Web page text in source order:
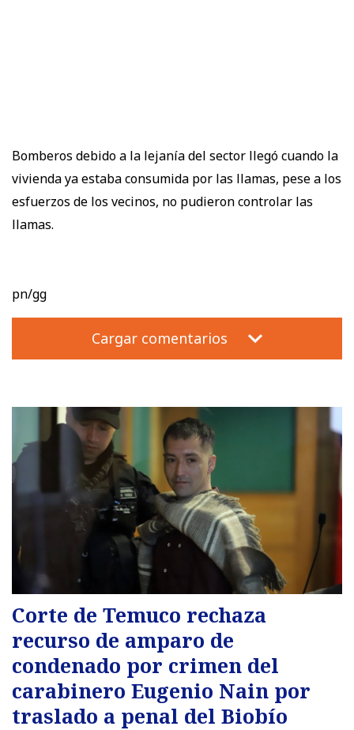
Bomberos debido a la lejanía del sector llegó cuando la
vivienda ya estaba consumida por las llamas, pese a los
esfuerzos de los vecinos, no pudieron controlar las
llamas.
pn/gg
Cargar comentarios
Corte de Temuco rechaza
recurso de amparo de
condenado por crimen del
carabinero Eugenio Nain por
traslado a penal del Biobío